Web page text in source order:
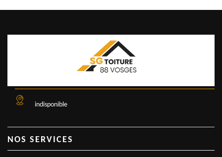
indisponible
NOS SERVICES